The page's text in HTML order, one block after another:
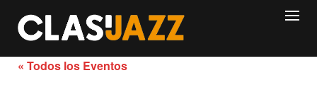
content
« Todos los Eventos